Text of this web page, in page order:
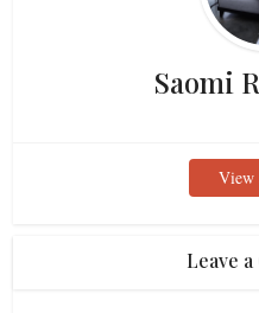
Saomi
View
Leave